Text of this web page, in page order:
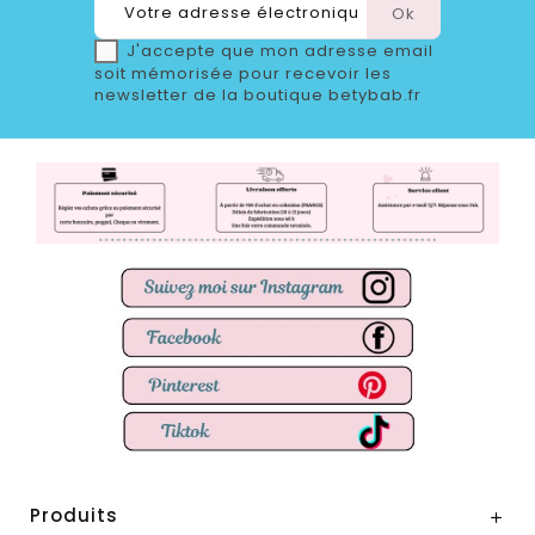
J'accepte que mon adresse email
soit mémorisée pour recevoir les
newsletter de la boutique betybab.fr
Produits 